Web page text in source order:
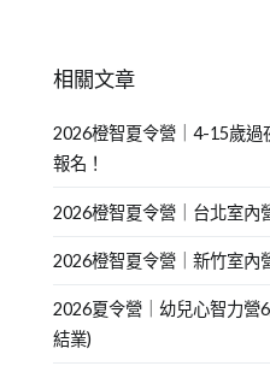
相關文章
2026橙智夏令營｜4-15歲過
報名！
2026橙智夏令營｜台北室內
2026橙智夏令營｜新竹室內
2026夏令營｜幼兒心智力營
結業)